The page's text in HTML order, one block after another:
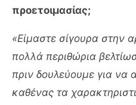
προετοιμασίας;
«Είμαστε σίγουρα στην
πολλά περιθώρια
πριν δουλεύουμε για να
καθένας τα